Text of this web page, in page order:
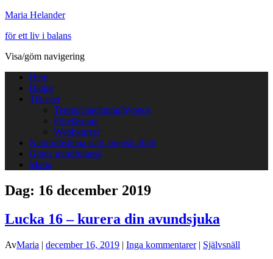
Maria Helander
för ett liv i balans
Visa/göm navigering
Hem
Blogg
Tjänster
Terapi/coachning/hypnos
Föreläsning
Webbkurser
Naturprästinna start augusti 2026
Gratis mindfulness
Maria
Dag: 16 december 2019
Lucka 16 – kurera din avundsjuka
AvMaria | december 16, 2019 | Inga kommentarer| Självsnäll